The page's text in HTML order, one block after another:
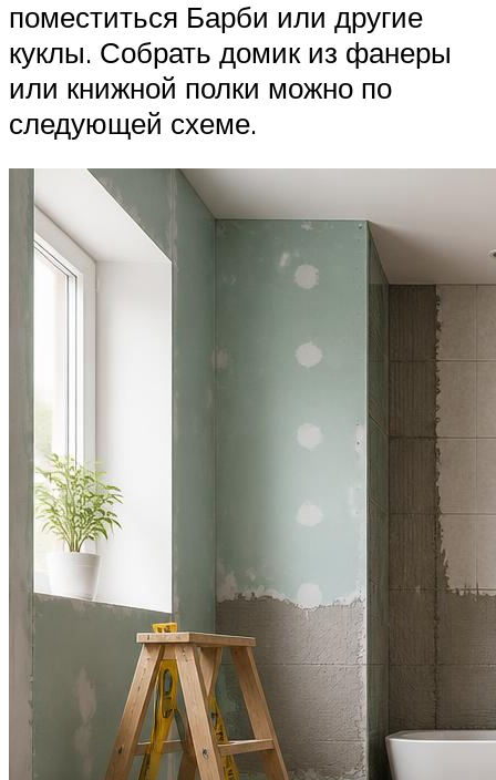
поместиться Барби или другие
куклы. Собрать домик из фанеры
или книжной полки можно по
следующей схеме.